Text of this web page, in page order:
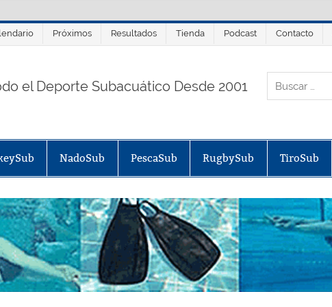
Próximos Resultados Tienda Podcast Contacto
el Deporte Subacuático Desde 2001
NadoSub PescaSub RugbySub TiroSub